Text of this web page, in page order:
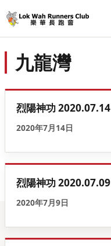
LWRC
九龍灣
烈陽神功 2020.07.14
2020年7月14日
烈陽神功 2020.07.09
2020年7月9日